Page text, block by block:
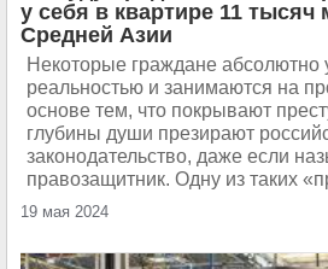
у себя в квартире 11 тысяч
Средней Азии
Некоторые граждане абсолютно
реальностью и занимаются на
основе тем, что покрывают
глубины души презирают
законодательство, даже если
правозащитник. Одну из таких
19 мая 2024